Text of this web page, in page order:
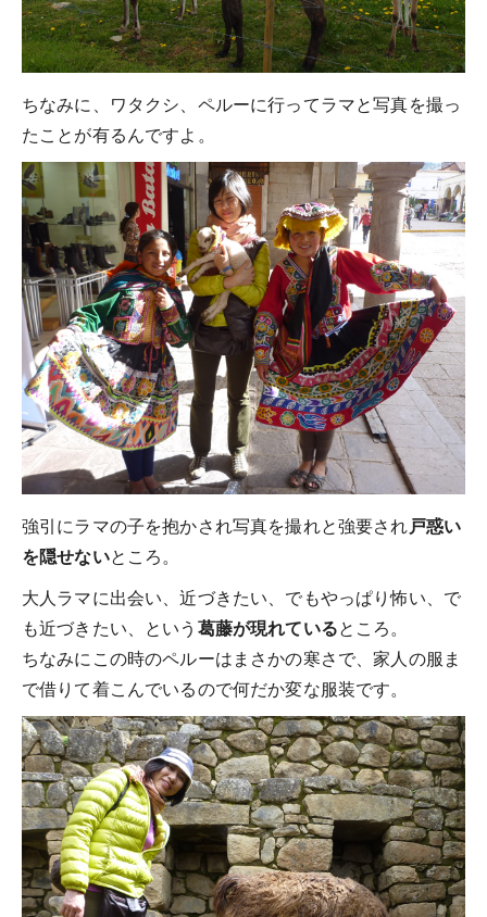
ちなみに、ワタクシ、ペルーに行ってラマと写真を撮っ
たことが有るんですよ。
強引にラマの子を抱かされ写真を撮れと強要され 戸惑い
を隠せないところ。
大人ラマに出会い、近づきたい、でもやっぱり怖い、で
も近づきたい、という 葛藤が現れているところ。
ちなみにこの時のペルーはまさかの寒さで、家人の服ま
で借りて着こんでいるので何だか変な服装です。